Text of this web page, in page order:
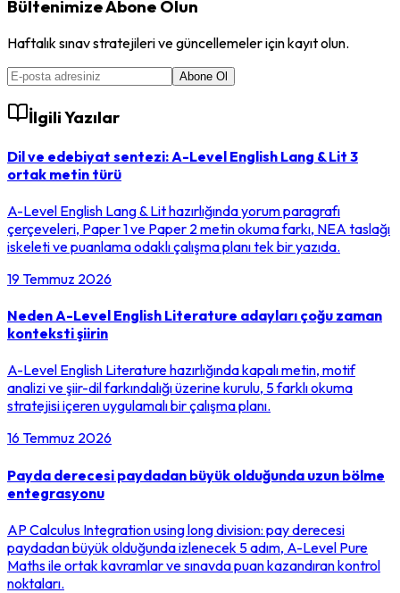
Bültenimize Abone Olun
Haftalık sınav stratejileri ve güncellemeler için kayıt olun.
Abone Ol
İlgili Yazılar
Dil ve edebiyat sentezi: A-Level English Lang & Lit 3
ortak metin türü
A-Level English Lang & Lit hazırlığında yorum paragrafı
çerçeveleri, Paper 1 ve Paper 2 metin okuma farkı, NEA taslağı
iskeleti ve puanlama odaklı çalışma planı tek bir yazıda.
19 Temmuz 2026
Neden A-Level English Literature adayları çoğu zaman
konteksti şiirin
A-Level English Literature hazırlığında kapalı metin, motif
analizi ve şiir-dil farkındalığı üzerine kurulu, 5 farklı okuma
stratejisi içeren uygulamalı bir çalışma planı.
16 Temmuz 2026
Payda derecesi paydadan büyük olduğunda uzun bölme
entegrasyonu
AP Calculus Integration using long division: pay derecesi
paydadan büyük olduğunda izlenecek 5 adım, A-Level Pure
Maths ile ortak kavramlar ve sınavda puan kazandıran kontrol
noktaları.